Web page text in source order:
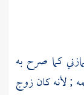
كما صرح به
; لأنه كان زوج